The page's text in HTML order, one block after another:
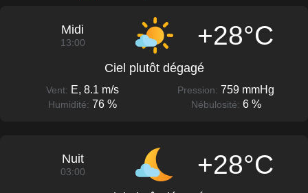
Midi
13:00 +28°C
Ciel plutôt dégagé
Vent: E, 8.1 m/s Pression: 759 mmHg
Humidité: 76 % Nébulosité: 6 %
Nuit
03:00 +28°C